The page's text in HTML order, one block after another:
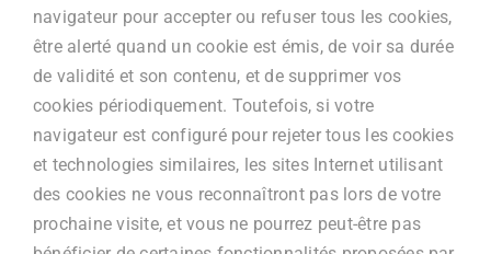
navigateur pour accepter ou refuser tous les cookies,
être alerté quand un cookie est émis, de voir sa durée
de validité et son contenu, et de supprimer vos
cookies périodiquement. Toutefois, si votre
navigateur est configuré pour rejeter tous les cookies
et technologies similaires, les sites Internet utilisant
des cookies ne vous reconnaîtront pas lors de votre
prochaine visite, et vous ne pourrez peut-être pas